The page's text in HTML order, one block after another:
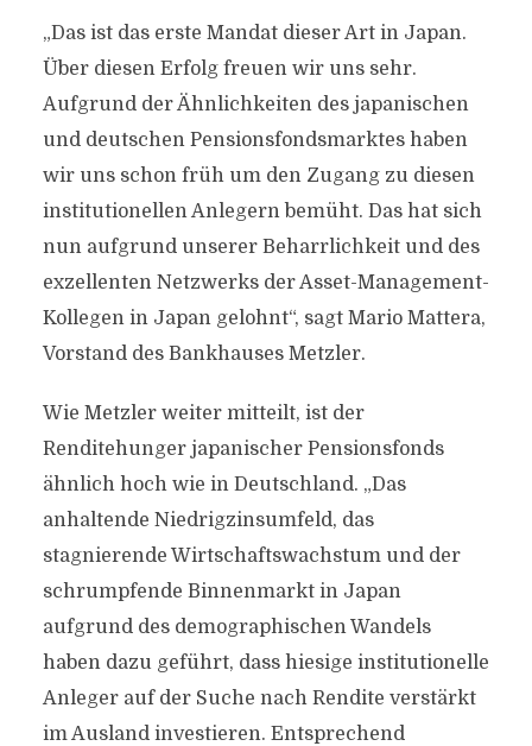
„Das ist das erste Mandat dieser Art in Japan.
Über diesen Erfolg freuen wir uns sehr.
Aufgrund der Ähnlichkeiten des japanischen
und deutschen Pensionsfondsmarktes haben
wir uns schon früh um den Zugang zu diesen
institutionellen Anlegern bemüht. Das hat sich
nun aufgrund unserer Beharrlichkeit und des
exzellenten Netzwerks der Asset-Management-
Kollegen in Japan gelohnt“, sagt Mario Mattera,
Vorstand des Bankhauses Metzler.
Wie Metzler weiter mitteilt, ist der
Renditehunger japanischer Pensionsfonds
ähnlich hoch wie in Deutschland. „Das
anhaltende Niedrigzinsumfeld, das
stagnierende Wirtschaftswachstum und der
schrumpfende Binnenmarkt in Japan
aufgrund des demographischen Wandels
haben dazu geführt, dass hiesige institutionelle
Anleger auf der Suche nach Rendite verstärkt
im Ausland investieren. Entsprechend